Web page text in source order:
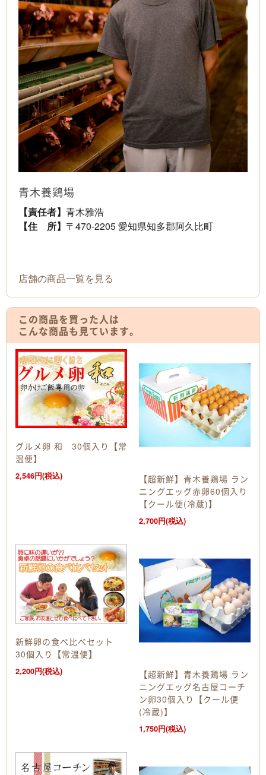
青木養鶏場
【責任者】 青木雅浩
【住 所】 〒470-2205 愛知県知多郡阿久比町
店舗の商品一覧を見る
この商品を買った人は
こんな商品も見ています。
グルメ卵 和 30個入り【常
温便】
2,546円(税込)
【超新鮮】青木養鶏場 ラン
ニングエッグ赤卵60個入り
【クール便(冷蔵)】
2,700円(税込)
新鮮卵の食べ比べセット
30個入り【常温便】
2,200円(税込)
【超新鮮】青木養鶏場 ラン
ニングエッグ名古屋コーチ
ン卵30個入り【クール便
(冷蔵)】
1,750円(税込)